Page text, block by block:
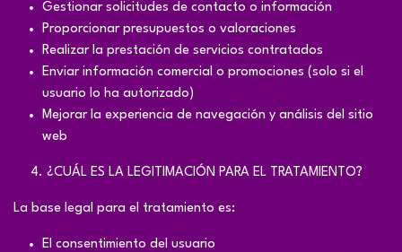
Gestionar solicitudes de contacto o información
Proporcionar presupuestos o valoraciones
Realizar la prestación de servicios contratados
Enviar información comercial o promociones (solo si el
usuario lo ha autorizado)
Mejorar la experiencia de navegación y análisis del sitio
web
​4. ¿CUÁL ES LA LEGITIMACIÓN PARA EL TRATAMIENTO?
La base legal para el tratamiento es:
El consentimiento del usuario